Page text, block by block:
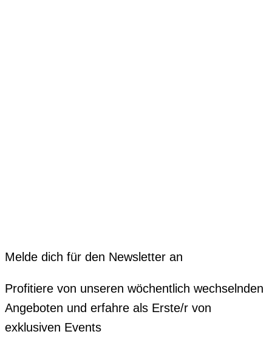
Melde dich für den Newsletter an
Profitiere von unseren wöchentlich wechselnden
Angeboten und erfahre als Erste/r von
exklusiven Events